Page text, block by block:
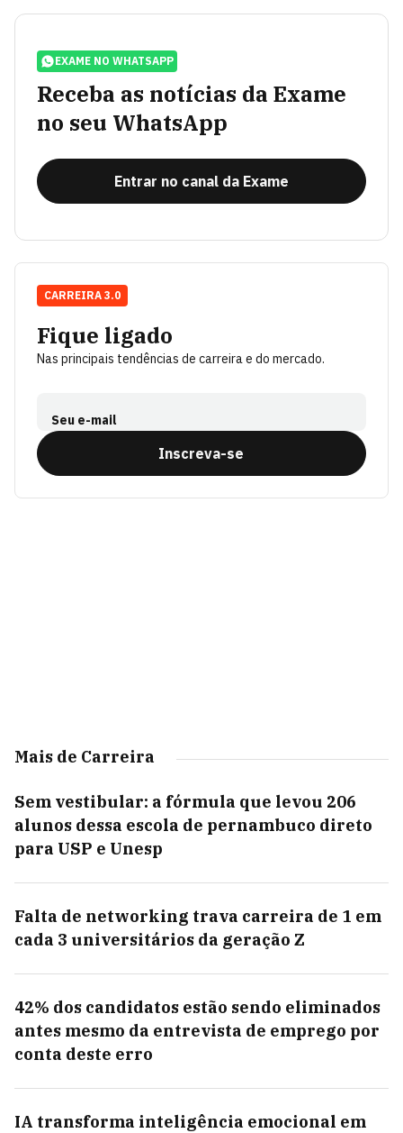
EXAME NO WHATSAPP
Receba as notícias da Exame
no seu WhatsApp
Entrar no canal da Exame
Fique ligado
Nas principais tendências de carreira e do mercado.
Seu e-mail
Inscreva-se
CARREIRA 3.0
Mais de Carreira
Sem vestibular: a fórmula que levou 206
alunos dessa escola de pernambuco direto
para USP e Unesp
Falta de networking trava carreira de 1 em
cada 3 universitários da geração Z
42% dos candidatos estão sendo eliminados
antes mesmo da entrevista de emprego por
conta deste erro
IA transforma inteligência emocional em